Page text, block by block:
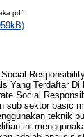
Social
Yang Terdaftar
Social
sub sektor basic
teknik
ini